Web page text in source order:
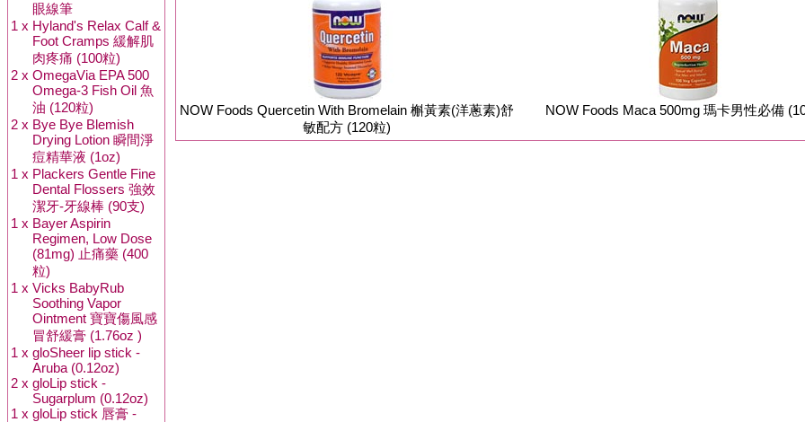
眼線筆
1 x Hyland's Relax Calf &
Foot Cramps 緩解肌
肉疼痛 (100粒)
2 x OmegaVia EPA 500
Omega-3 Fish Oil 魚
油 (120粒)
2 x Bye Bye Blemish
Drying Lotion 瞬間淨
痘精華液 (1oz)
1 x Plackers Gentle Fine
Dental Flossers 強效
潔牙-牙線棒 (90支)
1 x Bayer Aspirin
Regimen, Low Dose
(81mg) 止痛藥 (400
粒)
1 x Vicks BabyRub
Soothing Vapor
Ointment 寶寶傷風感
冒舒緩膏 (1.76oz )
1 x gloSheer lip stick -
Aruba (0.12oz)
2 x gloLip stick -
Sugarplum (0.12oz)
1 x gloLip stick 唇膏 -
NOW Foods Quercetin With Bromelain 槲黃素(洋蔥素)舒
敏配方 (120粒)
NOW Foods Maca 500mg 瑪卡男性必備